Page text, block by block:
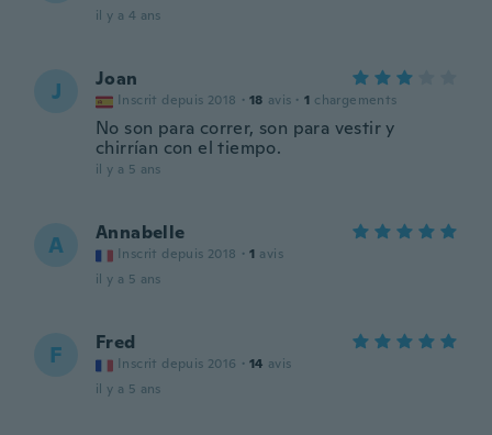
il y a 4 ans
J Joan
Inscrit depuis 2018 · 18 avis · 1 chargements
No son para correr, son para vestir y
chirrían con el tiempo.
il y a 5 ans
A Annabelle
Inscrit depuis 2018 · 1 avis
il y a 5 ans
F Fred
Inscrit depuis 2016 · 14 avis
il y a 5 ans